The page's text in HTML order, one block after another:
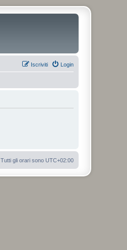
Login
Iscriviti
Tutti gli orari sono UTC+02:00